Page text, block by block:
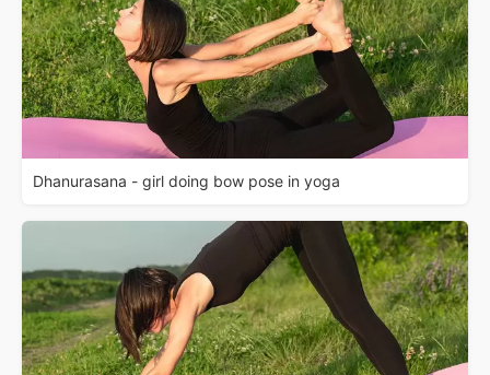
Dhanurasana - girl doing bow pose in yoga